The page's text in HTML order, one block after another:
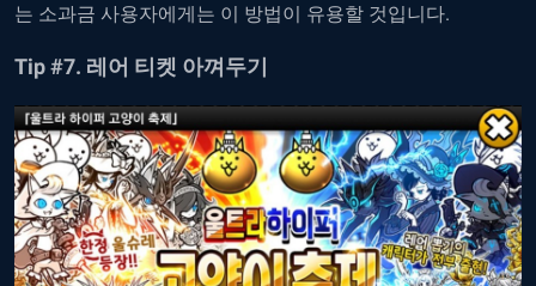
는 소과금 사용자에게는 이 방법이 유용할 것입니다.
Tip #7. 레어 티켓 아껴두기